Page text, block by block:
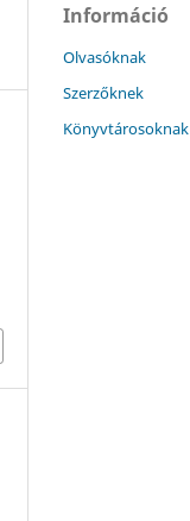
Információ
Olvasóknak
Szerzőknek
Könyvtárosoknak